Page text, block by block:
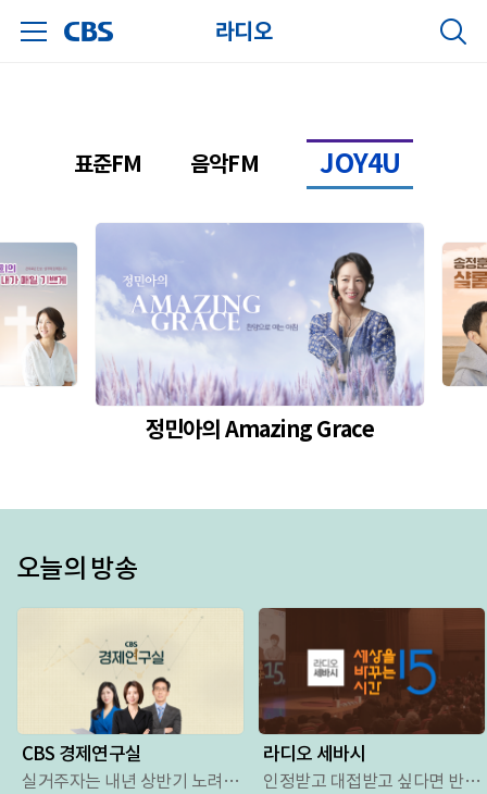
라디오
표준FM 음악FM JOY4U
정민아의 Amazing Grace
오늘의 방송
CBS 경제연구실
실거주자는 내년 상반기 노려
라디오 세바시
인정받고 대접받고 싶다면 반드